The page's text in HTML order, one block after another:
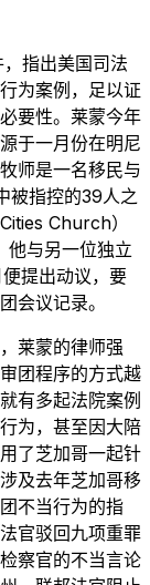
指出美国司法
为案例，足以证
要性。莱蒙今年
于一月份在明尼
师是一名移民与
被指控的39人之
Church）
他与另一位独立
提出动议，要
会议记录。
莱蒙的律师强
团程序的方式越
有多起法院案例
为，甚至因大陪
了芝加哥一起针
及去年芝加哥移
不当行为的指
官驳回九项重罪
察官的不当言论